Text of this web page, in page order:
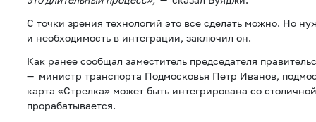
С точки зрения технологий это все сделать можно. Но
и необходимость в интеграции, заключил он.
Как ранее сообщал заместитель председателя
— министр транспорта Подмосковья Петр Иванов,
карта «Стрелка» может быть интегрирована со
прорабатывается.